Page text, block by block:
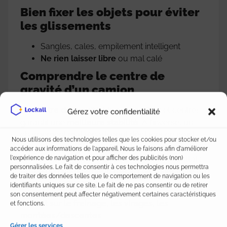
Gérez votre confidentialité
Nous utilisons des technologies telles que les cookies pour stocker et/ou
accéder aux informations de l'appareil. Nous le faisons afin d'améliorer
l'expérience de navigation et pour afficher des publicités (non)
personnalisées. Le fait de consentir à ces technologies nous permettra
de traiter des données telles que le comportement de navigation ou les
identifiants uniques sur ce site. Le fait de ne pas consentir ou de retirer
son consentement peut affecter négativement certaines caractéristiques
et fonctions.
Bien fixer les objets pour éviter
les glissements
Sangles, cales, empilement intelligent
Ne rien laisser libre ou mal calé
Comprendre le centre de
gravité d’un camion
Uncentre de gravité bien placé(bas et centré)
chargement mal réparti peut déplacer ce point
d’équilibre vers l’arrière, l’avant ou un côté, ce qui
rend le camion plus difficile à contrôler. Résultat :
risque debalancement , d’écart de trajectoireou
même derenversement.
Impact sur le freinage, les virages, les